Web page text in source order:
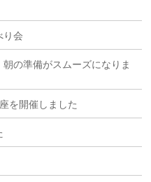
り会
の準備がスムーズになりま
を開催しました